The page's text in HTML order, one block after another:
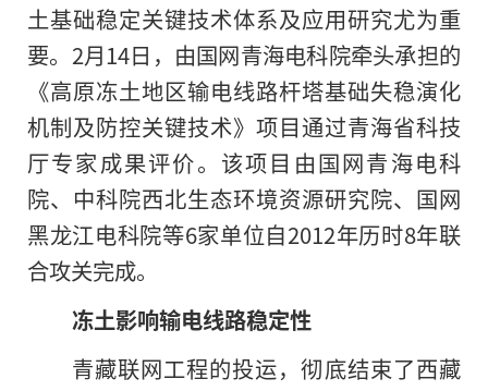
土基础稳定关键技术体系及应用研究尤为重
要。2月14日，由国网青海电科院牵头承担的
《高原冻土地区输电线路杆塔基础失稳演化
机制及防控关键技术》项目通过青海省科技
厅专家成果评价。该项目由国网青海电科
院、中科院西北生态环境资源研究院、国网
黑龙江电科院等6家单位自2012年历时8年联
合攻关完成。
冻土影响输电线路稳定性
青藏联网工程的投运，彻底结束了西藏